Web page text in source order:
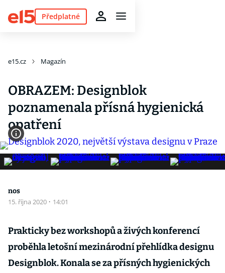
Předplatné
e15.cz Magazín
OBRAZEM: Designblok
poznamenala přísná hygienická
opatření
nos
15. října 2020 · 14:01
Prakticky bez workshopů a živých konferencí
proběhla letošní mezinárodní přehlídka designu
Designblok. Konala se za přísných hygienických